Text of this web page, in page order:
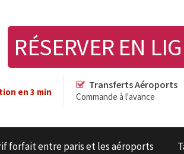
RÉSERVER EN
en 3 min
Transferts Aéroports
Commande à l'avance
forfait entre paris et les aéroports